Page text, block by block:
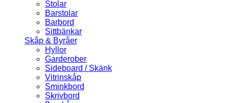
Stolar
Barstolar
Barbord
Sittbänkar
Skåp & Byråer
Hyllor
Garderober
Sideboard / Skänk
Vitrinskåp
Sminkbord
Skrivbord